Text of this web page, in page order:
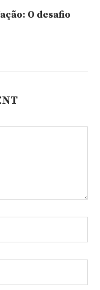
O desafio